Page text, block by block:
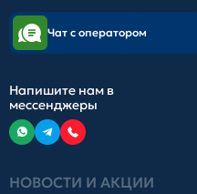
НОВОСТИ И АКЦИИ
Чат с оператором
Напишите нам в
мессенджеры